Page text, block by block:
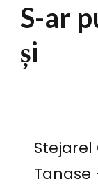
S-ar
și
Stejarel
Tanase